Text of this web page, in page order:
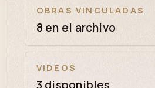
OBRAS VINCULADAS
8 en el archivo
VIDEOS
3 disponibles